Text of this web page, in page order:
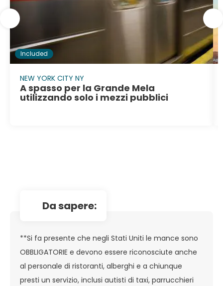
Included
NEW YORK CITY NY
A spasso per la Grande Mela
utilizzando solo i mezzi pubblici
da sapere:
**Si fa presente che negli Stati Uniti le mance sono
OBBLIGATORIE e devono essere riconosciute anche
al personale di ristoranti, alberghi e a chiunque
presti un servizio, inclusi autisti di taxi, parrucchieri